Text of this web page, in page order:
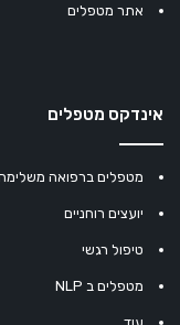
אתר מטפלים
אינדקס מטפלים
מטפלים ברפואה
יועצים רוחניים
טיפול רגשי
מטפלים ב NLP